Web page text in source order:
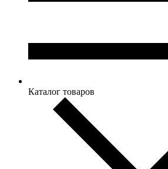
Каталог товаров